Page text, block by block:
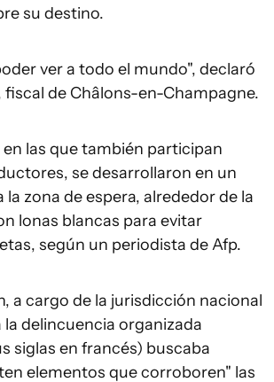
su destino.
ver a todo el mundo", declaró
fiscal de Châlons-en-Champagne.
las que también participan
se desarrollaron en un
zona de espera, alrededor de la
lonas blancas para evitar
según un periodista de Afp.
a cargo de la jurisdicción nacional
delincuencia organizada
siglas en francés) buscaba
elementos que corroboren" las